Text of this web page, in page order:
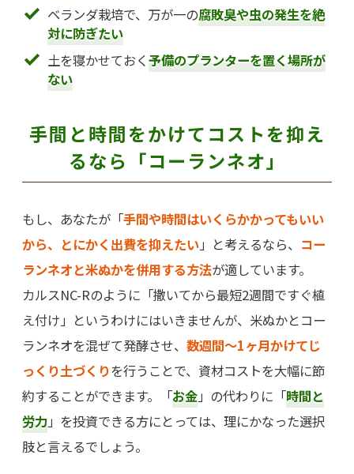
ベランダ栽培で、万が一の腐敗臭や虫の発生を絶
対に防ぎたい
土を寝かせておく予備のプランターを置く場所が
ない
手間と時間をかけてコストを抑え
るなら「コーランネオ」
もし、あなたが「手間や時間はいくらかかってもいい
から、とにかく出費を抑えたい」と考えるなら、 コー
ランネオと米ぬかを併用する方法が適しています。
カルスNC-Rのように「撒いてから最短2週間ですぐ植
え付け」というわけにはいきませんが、米ぬかとコー
ランネオを混ぜて発酵させ、 数週間〜1ヶ月かけてじ
っくり土づくりを行うことで、資材コストを大幅に節
約することができます。「お金」の代わりに「時間と
労力」を投資できる方にとっては、理にかなった選択
肢と言えるでしょう。